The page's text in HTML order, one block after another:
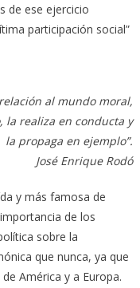
de ese ejercicio
participación social”
al mundo moral,
la realiza en conducta y
la propaga en ejemplo”.
José Enrique Rodó
y más famosa de
de los
sobre la
que nunca, ya que
América y a Europa.